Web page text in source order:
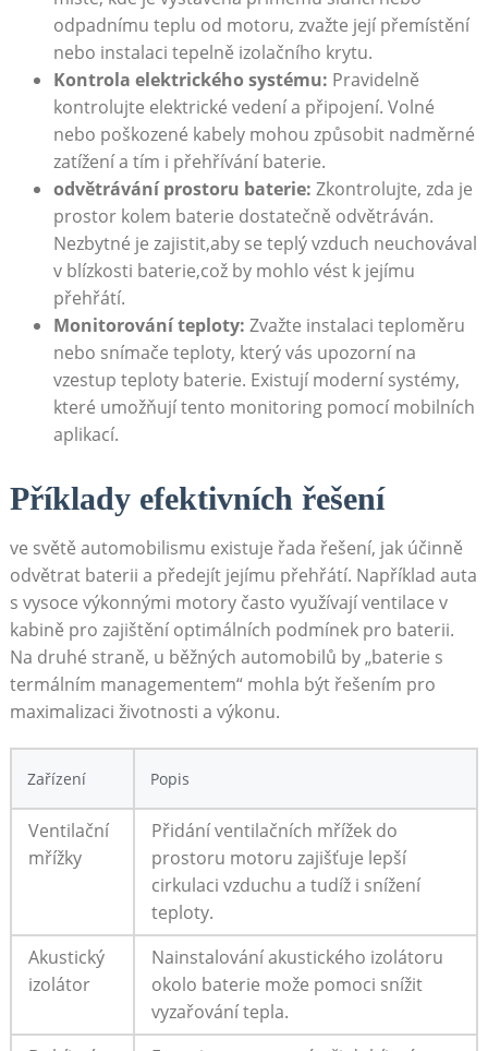
odpadnímu teplu od motoru, zvažte její přemístění
nebo instalaci tepelně izolačního krytu.
Kontrola elektrického systému: Pravidelně⁤
kontrolujte elektrické⁣ vedení a připojení. Volné
nebo poškozené kabely mohou způsobit ⁤nadměrné
zatížení a tím i přehřívání baterie.
odvětrávání prostoru baterie: Zkontrolujte,​ zda je‍
prostor kolem baterie dostatečně odvětráván.
Nezbytné je zajistit,aby se teplý‌ vzduch neuchovával
v blízkosti baterie,což by mohlo vést k jejímu
přehřátí.
Monitorování teploty: Zvažte‍ instalaci teploměru
⁣nebo snímače teploty, který vás upozorní na
⁢vzestup teploty baterie. Existují moderní systémy,
které umožňují tento ​monitoring pomocí mobilních
aplikací.
Příklady efektivních řešení
ve světě⁢ automobilismu existuje ⁣řada řešení, jak účinně
odvětrat baterii a předejít jejímu přehřátí. Například‌ auta
s vysoce výkonnými motory často⁤ využívají ventilace v
kabině pro zajištění optimálních podmínek pro baterii.
⁤Na druhé straně, u ​běžných automobilů by „baterie s
termálním⁢ managementem“ ‍mohla ‌být řešením pro
maximalizaci životnosti a​ výkonu.
Zařízení Popis
Ventilační
mřížky
Přidání ventilačních mřížek do
‍prostoru motoru zajišťuje lepší
cirkulaci vzduchu a tudíž i‍ snížení
teploty.
Akustický
izolátor
Nainstalování akustického izolátoru
okolo baterie može pomoci snížit
vyzařování tepla.